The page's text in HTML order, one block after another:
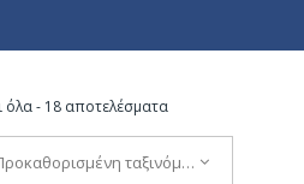
όλα - 18 αποτελέσματα
Προκαθορισμένη ταξινόμηση